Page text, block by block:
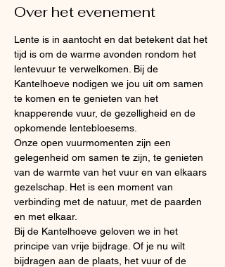
Over het evenement
Lente is in aantocht en dat betekent dat het
tijd is om de warme avonden rondom het
lentevuur te verwelkomen. Bij de
Kantelhoeve nodigen we jou uit om samen
te komen en te genieten van het
knapperende vuur, de gezelligheid en de
opkomende lentebloesems.
Onze open vuurmomenten zijn een
gelegenheid om samen te zijn, te genieten
van de warmte van het vuur en van elkaars
gezelschap. Het is een moment van
verbinding met de natuur, met de paarden
en met elkaar.
Bij de Kantelhoeve geloven we in het
principe van vrije bijdrage. Of je nu wilt
bijdragen aan de plaats, het vuur of de